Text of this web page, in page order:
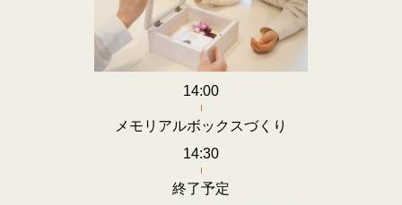
14:00
メモリアルボックスづくり
14:30
終了予定